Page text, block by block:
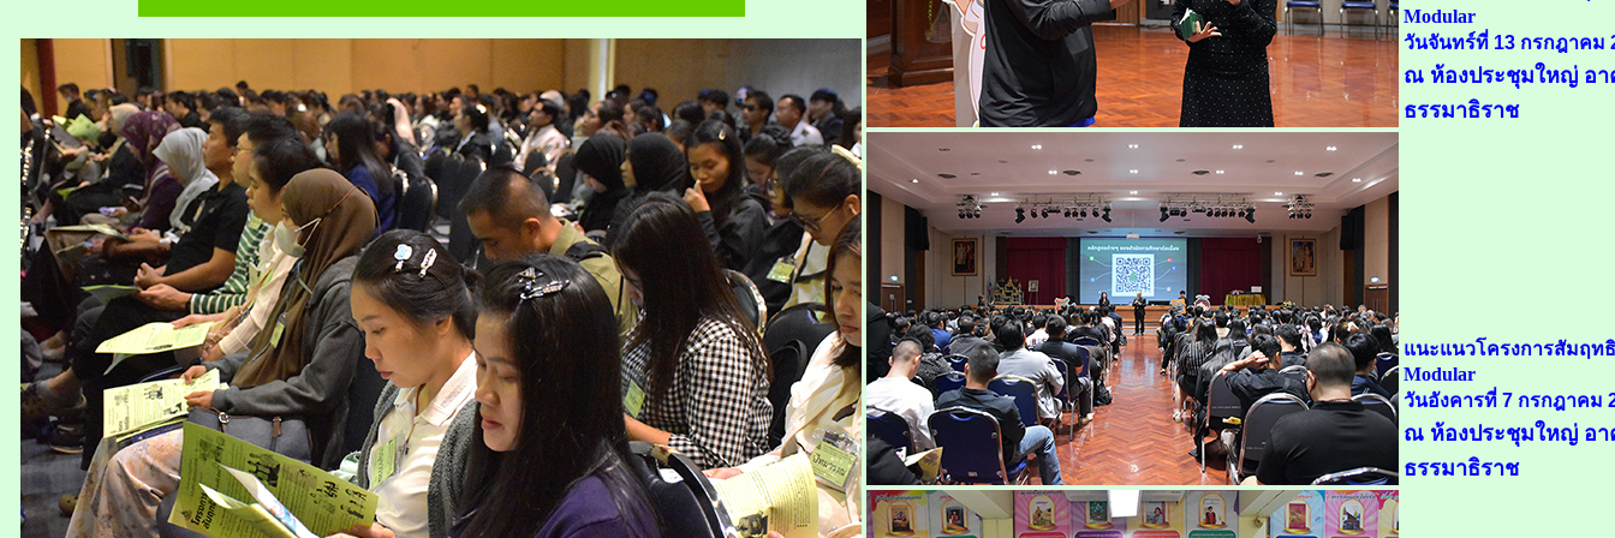
Modular
วันจันทร์ที่ 13 กรกฎาคม
ณ ห้องประชุมใหญ่ อ
ธรรมาธิราช
แนะแนวโครงการสัมฤท
Modular
วันอังคารที่ 7 กรกฎาคม
ณ ห้องประชุมใหญ่ อ
ธรรมาธิราช